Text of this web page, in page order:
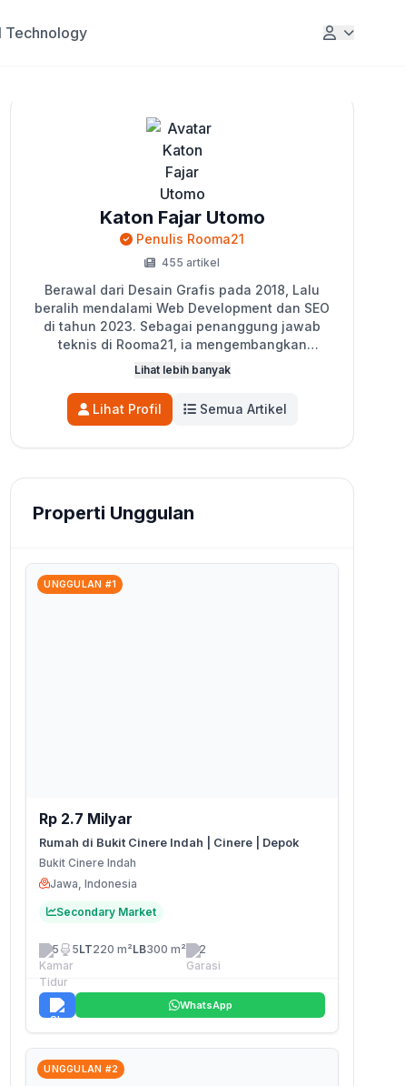
Technology
Katon Fajar Utomo
Penulis Rooma21
455 artikel
Berawal dari Desain Grafis pada 2018, Lalu
beralih mendalami Web Development dan SEO
di tahun 2023. Sebagai penanggung jawab
teknis di Rooma21, ia mengembangkan
ekosistem digital perusahaan, termasuk Portal
Properti, Sistem Titip Jual, dan MLS Jakarta
Selatan. Katon juga aktif sebagai penulis
utama di Blog Rooma21 yang mengedukasi
dan KPR. Kini, fokusnya adalah
Lihat lebih banyak
Lihat Profil Semua Artikel
Properti Unggulan
UNGGULAN #1
Rp 2.7 Milyar
Rumah di Bukit Cinere Indah | Cinere | Depok
Bukit Cinere Indah
Jawa, Indonesia
Secondary Market
5 5LT220 m²LB300 m² 2
WhatsApp
UNGGULAN #2